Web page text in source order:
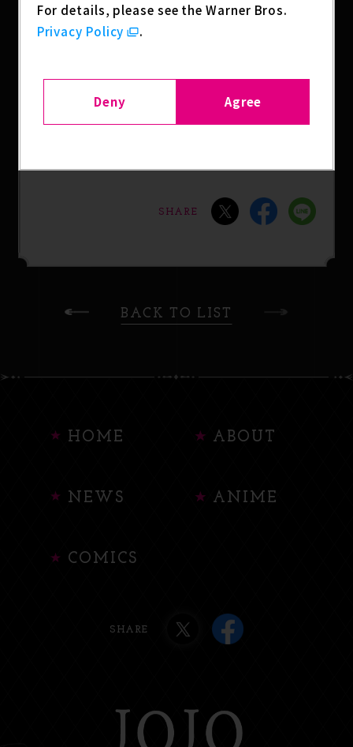
に登場。
空条徐倫をフィーチャーした細身のベルトとなりま
模様の描かれた表面には合成皮革を、裏には本革を
使用した本格的なコレクションです。
多くの方にご使用いただけるようメンズサイズとレ
SHARE
BACK TO LIST
HOME ABOUT
NEWS ANIME
COMICS
SHARE
For details, please see the Warner Bros.
Privacy Policy
.
Deny Agree